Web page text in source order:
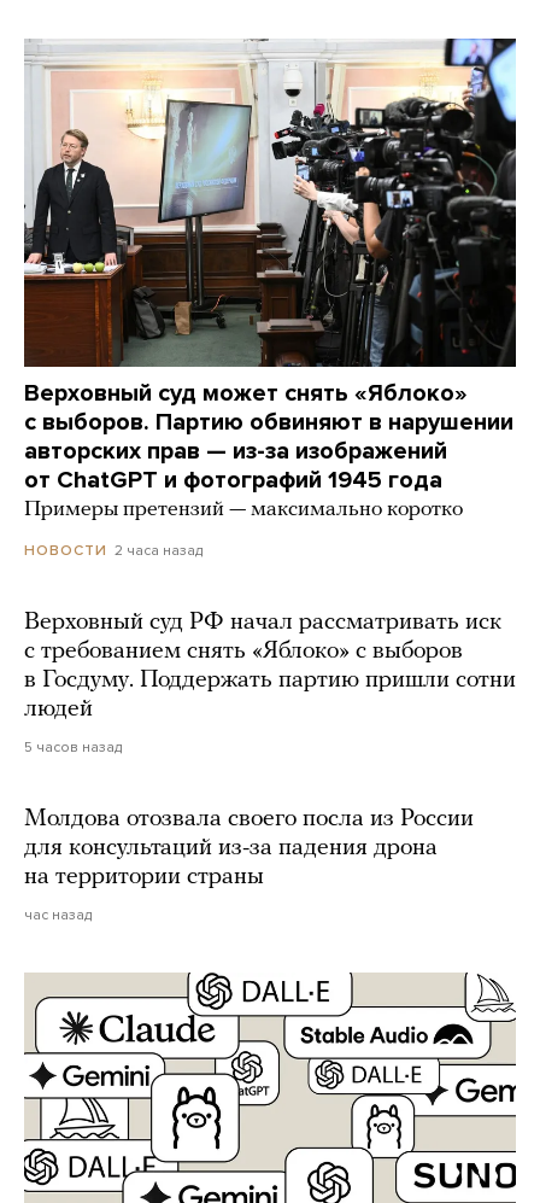
Верховный суд может снять «Яблоко»
с выборов. Партию обвиняют в нарушении
авторских прав — из-за изображений
от ChatGPT и фотографий 1945 года
Примеры претензий — максимально коротко
НОВОСТИ 2 часа назад
Верховный суд РФ начал рассматривать иск
с требованием снять «Яблоко» с выборов
в Госдуму. Поддержать партию пришли сотни
людей
5 часов назад
Молдова отозвала своего посла из России
для консультаций из-за падения дрона
на территории страны
час назад